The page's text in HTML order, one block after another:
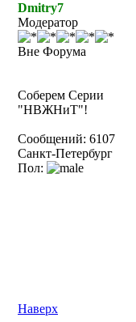
Dmitry7
Модератор
Вне Форума
Соберем Серии
"НВЖНиТ"!
Сообщений: 6107
Санкт-Петербург
Пол:
Наверх